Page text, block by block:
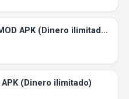
My Perfect Hotel MOD APK (Dinero ilimitado, sin anuncios)
(Dinero ilimitado)